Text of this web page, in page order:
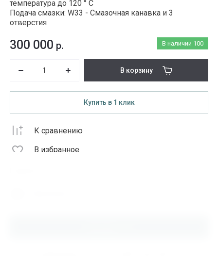
температура до 120 ° C
Подача смазки: W33 - Смазочная канавка и 3
отверстия
В наличии 100
300 000 р.
В корзину
Купить в 1 клик
К сравнению
В избранное